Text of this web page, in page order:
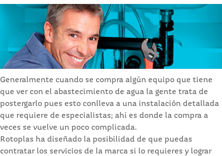
Generalmente cuando se compra algún equipo que tiene
que ver con el abastecimiento de agua la gente trata de
postergarlo pues esto conlleva a una instalación detallada
que requiere de especialistas; ahí es donde la compra a
veces se vuelve un poco complicada.
Rotoplas ha diseñado la posibilidad de que puedas
contratar los servicios de la marca si lo requieres y lograr